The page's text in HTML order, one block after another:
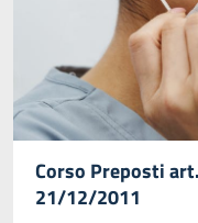
Corso Preposti
21/12/2011